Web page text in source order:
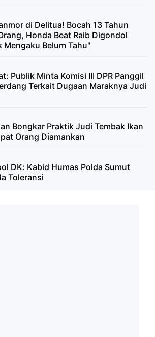
di Delitua! Bocah 13 Tahun
Honda Beat Raib Digondol
Mengaku Belum Tahu"
Publik Minta Komisi III DPR Panggil
Terkait Dugaan Maraknya Judi
Bongkar Praktik Judi Tembak Ikan
Orang Diamankan
DK: Kabid Humas Polda Sumut
Toleransi